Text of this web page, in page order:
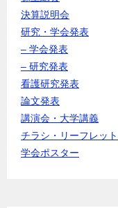
決算説明会
研究・学会発表
– 学会発表
– 研究発表
看護研究発表
論文発表
講演会・大学講義
チラシ・リーフレット
学会ポスター